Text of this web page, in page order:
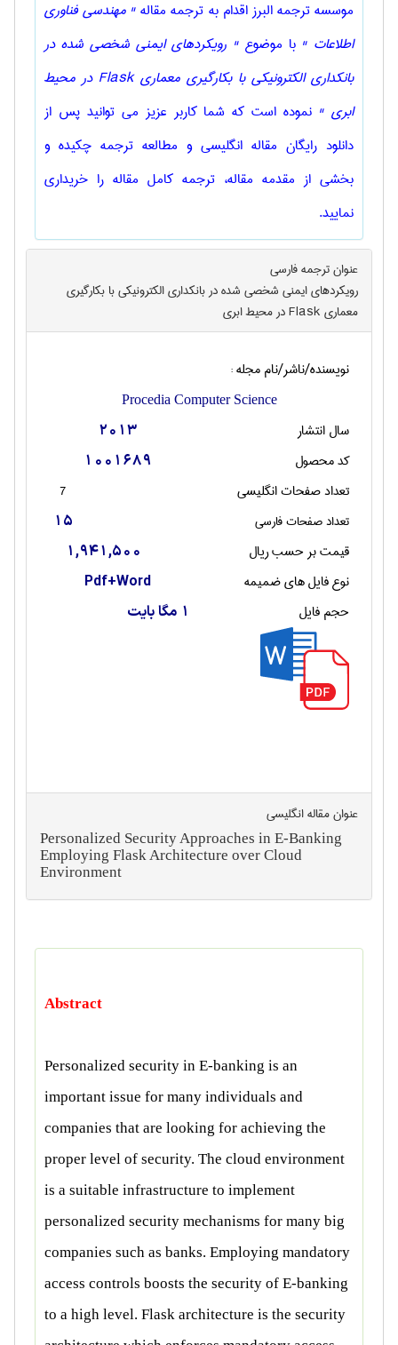
موسسه ترجمه البرز اقدام به ترجمه مقاله" مهندسی فناوری
اطلاعات " با موضوع" رویکردهای ایمنی شخصی شده در
بانکداری الکترونیکی با بکارگیری معماری Flask در محیط
ابری " نموده است که شما کاربر عزیز می توانید پس از
دانلود رایگان مقاله انگلیسی و مطالعه ترجمه چکیده و
بخشی از مقدمه مقاله، ترجمه کامل مقاله را خریداری
نمایید.
عنوان ترجمه فارسی
رویکردهای ایمنی شخصی شده در بانکداری الکترونیکی با بکارگیری
معماری Flask در محیط ابری
نویسنده/ناشر/نام مجله :
Procedia Computer Science
سال انتشار 2013
کد محصول 1001689
تعداد صفحات انگليسی
7
تعداد صفحات فارسی
15
قیمت بر حسب ریال 1,941,500
نوع فایل های ضمیمه Pdf+Word
حجم فایل 1 مگا بایت
عنوان مقاله انگليسی
Personalized Security Approaches in E-Banking
Employing Flask Architecture over Cloud
Environment
Abstract
Personalized security in E-banking is an
important issue for many individuals and
companies that are looking for achieving the
proper level of security. The cloud environment
is a suitable infrastructure to implement
personalized security mechanisms for many big
companies such as banks. Employing mandatory
access controls boosts the security of E-banking
to a high level. Flask architecture is the security